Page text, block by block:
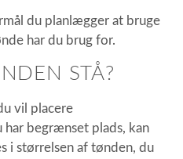
du planlægger at bruge
har du brug for.
STÅ?
vil placere
har begrænset plads, kan
i størrelsen af tønden, du